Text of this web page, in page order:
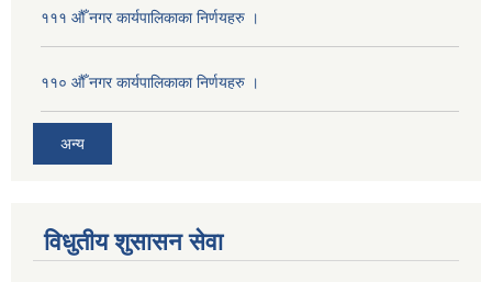
१११ औँ नगर कार्यपालिकाका निर्णयहरु ।
११० औँ नगर कार्यपालिकाका निर्णयहरु ।
अन्य
विधुतीय शुसासन सेवा